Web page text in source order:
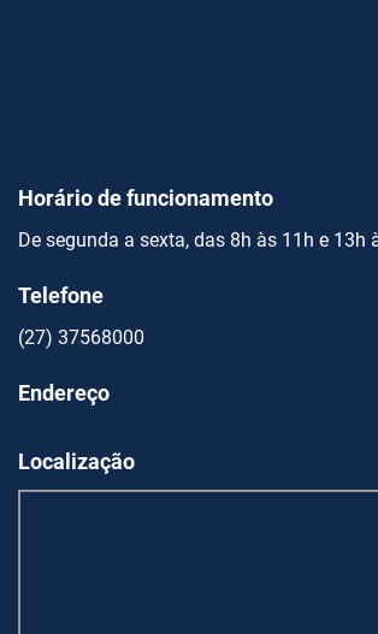
Horário de funcionamento
De segunda a sexta, das 8h às 11h e 13h
Telefone
(27) 37568000
Endereço
Localização